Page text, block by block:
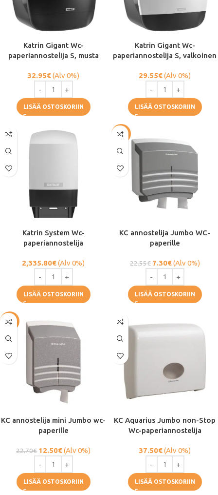
Katrin Gigant Wc-
paperiannostelija S, musta
32.95€(Alv 0%)
LISÄÄ OSTOSKORIIN
Katrin Gigant Wc-
paperiannostelija S, valkoinen
29.55€(Alv 0%)
LISÄÄ OSTOSKORIIN
Katrin System Wc-
paperiannostelija
2,335.80€(Alv 0%)
LISÄÄ OSTOSKORIIN
-68%
KC annostelija Jumbo WC-
paperille
22.55€ 7.30€(Alv 0%)
LISÄÄ OSTOSKORIIN
-45%
KC annostelija mini Jumbo wc-
paperille
22.70€ 12.50€(Alv 0%)
LISÄÄ OSTOSKORIIN
KC Aquarius Jumbo non-Stop
Wc-paperiannostelija
37.50€(Alv 0%)
LISÄÄ OSTOSKORIIN